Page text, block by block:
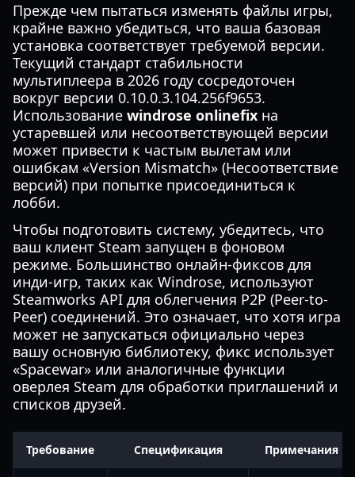
Прежде чем пытаться изменять файлы игры,
крайне важно убедиться, что ваша базовая
установка соответствует требуемой версии.
Текущий стандарт стабильности
мультиплеера в 2026 году сосредоточен
вокруг версии 0.10.0.3.104.256f9653.
Использование windrose onlinefix на
устаревшей или несоответствующей версии
может привести к частым вылетам или
ошибкам «Version Mismatch» (Несоответствие
версий) при попытке присоединиться к
лобби.
Чтобы подготовить систему, убедитесь, что
ваш клиент Steam запущен в фоновом
режиме. Большинство онлайн-фиксов для
инди-игр, таких как Windrose, используют
Steamworks API для облегчения P2P (Peer-to-
Peer) соединений. Это означает, что хотя игра
может не запускаться официально через
вашу основную библиотеку, фикс использует
«Spacewar» или аналогичные функции
оверлея Steam для обработки приглашений и
списков друзей.
Требование Спецификация Примечания